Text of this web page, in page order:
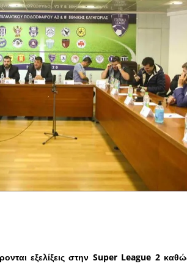
εξελίξεις στην Super League 2